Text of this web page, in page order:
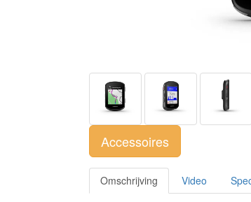
Accessoires
Omschrijving Video